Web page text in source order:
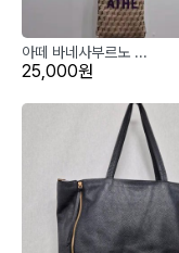
아떼 바네사부르노 ...
25,000원